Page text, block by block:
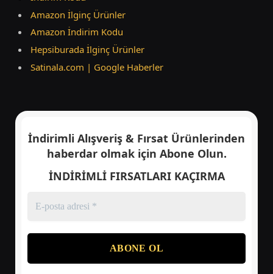
Amazon İlginç Ürünler
Amazon İndirim Kodu
Hepsiburada İlginç Ürünler
Satinala.com | Google Haberler
İndirimli Alışveriş & Fırsat Ürünlerinden
haberdar olmak için Abone Olun.
İNDİRİMLİ FIRSATLARI KAÇIRMA